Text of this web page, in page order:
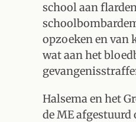
school aan
opzoeken en van
wat aan het
Halsema en het
de ME